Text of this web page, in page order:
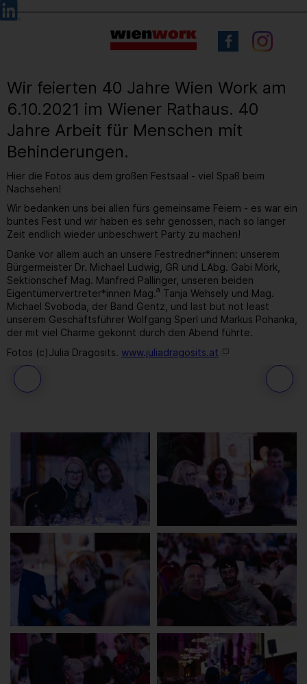
Barrierefreie
Bedienung
Sprachauswahl
Wir feierten 40 Jahre Wien Work am
6.10.2021 im Wiener Rathaus. 40
Jahre Arbeit für Menschen mit
Behinderungen.
Hier die Fotos aus dem großen Festsaal - viel Spaß beim
Nachsehen!
Wir bedanken uns bei allen fürs gemeinsame Feiern - es war ein
buntes Fest und wir haben es sehr genossen, nach so langer
Zeit endlich wieder unbeschwert Party zu machen!
Danke vor allem auch an unsere Festredner*innen: unserem
Bürgermeister Dr. Michael Ludwig, GR und LAbg. Gabi Mörk,
Sektionschef Mag. Manfred Pallinger, unseren beiden
Eigentümervertreter*innen Mag.a Tanja Wehsely und Mag.
Michael Svoboda, der Band Gentz, und last but not least
unserem Geschäftsführer Wolfgang Sperl und Markus Pohanka,
der mit viel Charme gekonnt durch den Abend führte.
Fotos (c)Julia Dragosits. www.juliadragosits.at
97 / 259